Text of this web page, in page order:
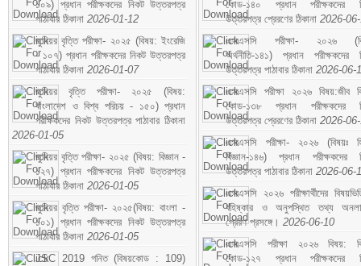
১০৯) প্রধান পরীক্ষকদের নিকট উত্তরপত্র
পাঠাবার ঠিকানা 2026-01-12
জুনিয়র বৃত্তি পরীক্ষা- ২০২৫ (বিষয়: ইংরেজি
- ১০৭) প্রধান পরীক্ষকদের নিকট উত্তরপত্র
পাঠাবার ঠিকানা 2026-01-07
জুনিয়র বৃত্তি পরীক্ষা- ২০২৫ (বিষয়:
বাংলাদেশ ও বিশ্ব পরিচয় - ১৫০) প্রধান
পরীক্ষকদের নিকট উত্তরপত্র পাঠাবার ঠিকানা
2026-01-05
জুনিয়র বৃত্তি পরীক্ষা- ২০২৫ (বিষয়: বিজ্ঞান -
১২৭) প্রধান পরীক্ষকদের নিকট উত্তরপত্র
পাঠাবার ঠিকানা 2026-01-05
জুনিয়র বৃত্তি পরীক্ষা- ২০২৫(বিষয়: বাংলা -
১০১) প্রধান পরীক্ষকদের নিকট উত্তরপত্র
পাঠাবার ঠিকানা 2026-01-05
JSC 2019 গনিত (বিষয়কোড : 109)
কোড-১৪০ প্রধান পরীক্ষকদের
উত্তরপত্র প্রেরণের ঠিকানা 2026-
এসএসসি পরীক্ষা- ২০২৬
অর্থনীতি-১৪১) প্রধান পরীক্ষকদের
উত্তরপত্র পাঠাবার ঠিকানা 2026-06-
এসএসসি পরীক্ষা ২০২৬ বিষয়:জীব
কোড-১৩৮ প্রধান পরীক্ষকদের
উত্তরপত্র প্রেরণের ঠিকানা 2026-
এসএসসি পরীক্ষা- ২০২৬ (বিষয়ঃ
বিজ্ঞান-১৪৬) প্রধান পরীক্ষকদের
উত্তরপত্র পাঠাবার ঠিকানা 2026-06-
এসএসসি ২০২৬ পরীক্ষার্থীদের
বহিষ্কার ও অনুপস্থিত তথ্য
প্রেরণ প্রসঙ্গে। 2026-06-10
এসএসসি পরীক্ষা ২০২৬ বিষয়:
কোড-১২৭ প্রধান পরীক্ষকদের